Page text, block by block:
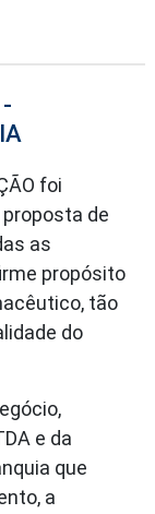
foi
de
as
propósito
tão
do
e da
que
a